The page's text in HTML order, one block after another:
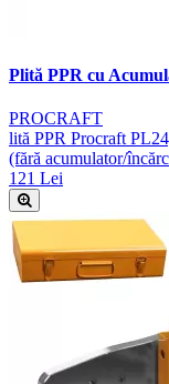
Plită PPR cu
PROCRAFT
lită PPR Procraft
(fără acumulator/
121 Lei